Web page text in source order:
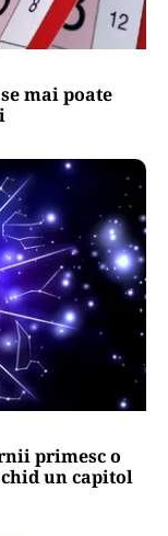
mai poate
primesc o
un capitol